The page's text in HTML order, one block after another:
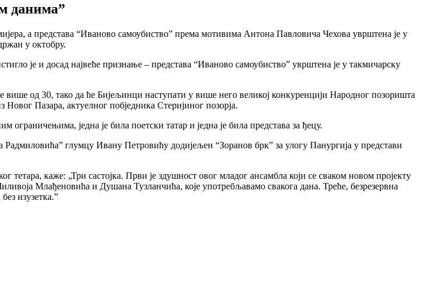
данима”
а представа “Иваново самоубиство” према мотивима Антона Павловича Чехова уврштена је у
у октобру.
је и досад највеће признање – представа “Иваново самоубиство” уврштена је у такмичарску
више од 30, тако да ће Бијељинци наступати у више него великој конкуренцији Народног позоришта
Пазара, актуелног побједника Стеријиног позорја.
једна је била поетски татар и једна је била представа за ђецу.
Радмиловића” глумцу Ивану Петровићу додијељен “Зоранов брк” за улогу Панургија у представи
каже: „Три састојка. Први је здушност овог младог ансамбла који се сваком новом пројекту
Млађеновића и Душана Тузланчића, које употребљавамо свакога дана. Треће, безрезервна
изузетка.”